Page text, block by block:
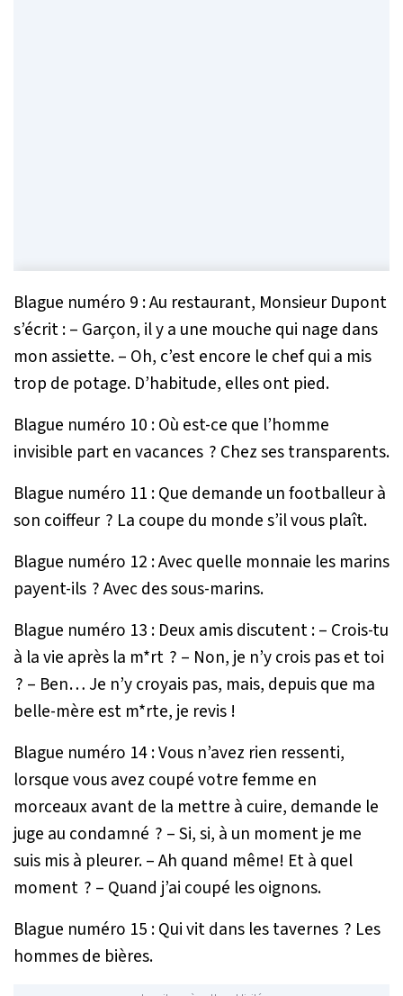
Blague numéro 9 : Au restaurant, Monsieur Dupont
s’écrit : – Garçon, il y a une mouche qui nage dans
mon assiette. – Oh, c’est encore le chef qui a mis
trop de potage. D’habitude, elles ont pied.
Blague numéro 10 : Où est-ce que l’homme
invisible part en vacances ? Chez ses transparents.
Blague numéro 11 : Que demande un footballeur à
son coiffeur ? La coupe du monde s’il vous plaît.
Blague numéro 12 : Avec quelle monnaie les marins
payent-ils ? Avec des sous-marins.
Blague numéro 13 : Deux amis discutent : – Crois-tu
à la vie après la m*rt ? – Non, je n’y crois pas et toi
? – Ben… Je n’y croyais pas, mais, depuis que ma
belle-mère est m*rte, je revis !
Blague numéro 14 : Vous n’avez rien ressenti,
lorsque vous avez coupé votre femme en
morceaux avant de la mettre à cuire, demande le
juge au condamné ? – Si, si, à un moment je me
suis mis à pleurer. – Ah quand même! Et à quel
moment ? – Quand j’ai coupé les oignons.
Blague numéro 15 : Qui vit dans les tavernes ? Les
hommes de bières.